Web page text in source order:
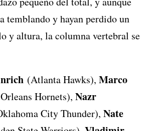
temblando y hayan perdido un
y altura, la columna vertebral se
(Atlanta Hawks), Marco
Hornets), Nazr
City Thunder), Nate